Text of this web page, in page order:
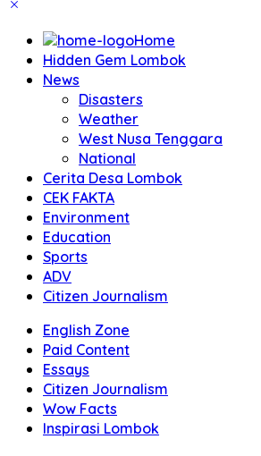
Home
Hidden Gem Lombok
News
Disasters
Weather
West Nusa Tenggara
National
Cerita Desa Lombok
CEK FAKTA
Environment
Education
Sports
ADV
Citizen Journalism
English Zone
Paid Content
Essays
Citizen Journalism
Wow Facts
Inspirasi Lombok